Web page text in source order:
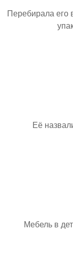
Перебирала его
Её
Мебель в